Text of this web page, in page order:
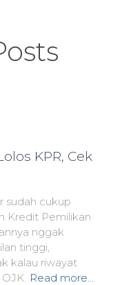
KPR, Cek
sudah cukup
Kredit Pemilikan
nggak
tinggi,
kalau riwayat
Read more…